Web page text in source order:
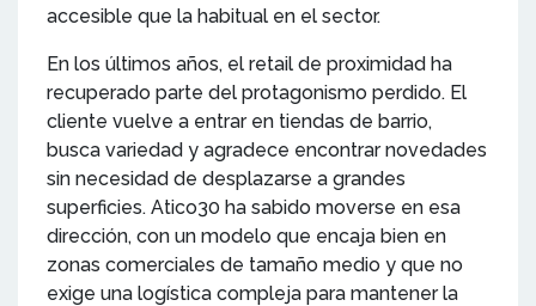
accesible que la habitual en el sector.
En los últimos años, el retail de proximidad ha
recuperado parte del protagonismo perdido. El
cliente vuelve a entrar en tiendas de barrio,
busca variedad y agradece encontrar novedades
sin necesidad de desplazarse a grandes
superficies. Atico30 ha sabido moverse en esa
dirección, con un modelo que encaja bien en
zonas comerciales de tamaño medio y que no
exige una logística compleja para mantener la